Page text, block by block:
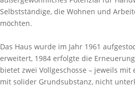
Selbstständige, die Wohnen und
möchten.
Das Haus wurde im Jahr 1961
erweitert, 1984 erfolgte die
bietet zwei Vollgeschosse – jeweils mit
mit solider Grundsubstanz, nicht